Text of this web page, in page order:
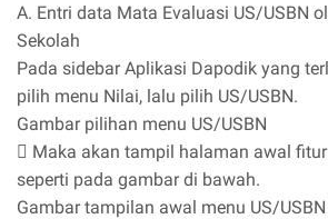
A. Entri data Mata Evaluasi US/USBN
Sekolah
Pada sidebar Aplikasi Dapodik yang
pilih menu Nilai, lalu pilih US/USBN.
Gambar pilihan menu US/USBN
 Maka akan tampil halaman awal
seperti pada gambar di bawah.
Gambar tampilan awal menu US/USBN